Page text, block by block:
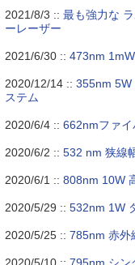
2021/8/3 :: 最も強力な
ーレーザー
2021/6/30 :: 473nm
2020/12/14 :: 355nm 5W
ステム
2020/6/4 :: 662nmファイ
2020/6/2 :: 532 nm 狭線
2020/6/1 :: 808nm 10W
2020/5/29 :: 532nm 1W
2020/5/25 :: 785nm 赤外